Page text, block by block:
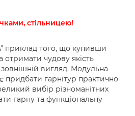
, стільницею!
приклад того, що купивши
чудову якість
вигляд. Модульна
придбати гарнітур практично
вибір різноманітних
гарну та функціональну